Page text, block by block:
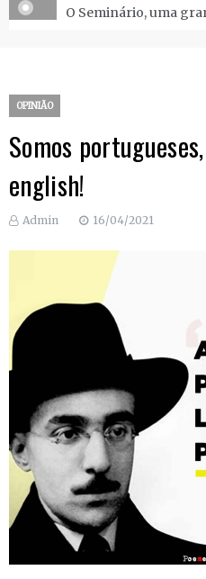
O Seminário, uma
OPINIÃO
Somos
english!
Admin 16/04/2021